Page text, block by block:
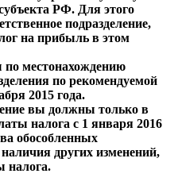
РФ. Для этого
подразделение,
на прибыль в этом
местонахождению
по рекомендуемой
2015 года.
вы должны только в
налога с 1 января 2016
обособленных
других изменений,
налога.